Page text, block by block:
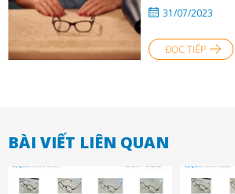
31/07/2023
ĐỌC TIẾP
BÀI VIẾT LIÊN QUAN